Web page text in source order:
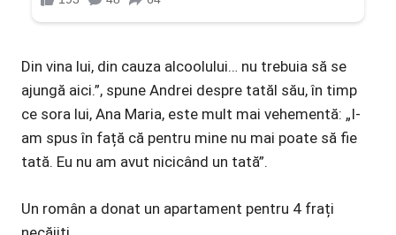
Din vina lui, din cauza alcoolului… nu trebuia să se
ajungă aici.”, spune Andrei despre tatăl său, în timp
ce sora lui, Ana Maria, este mult mai vehementă: „I-
am spus în față că pentru mine nu mai poate să fie
tată. Eu nu am avut nicicând un tată”.
Un român a donat un apartament pentru 4 frați